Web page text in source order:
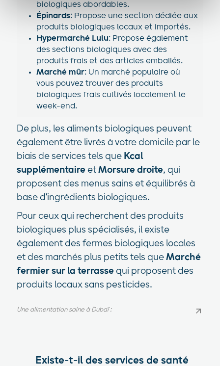
biologiques abordables.
Épinards: Propose une section dédiée aux
produits biologiques locaux et importés.
Hypermarché Lulu: Propose également
des sections biologiques avec des
produits frais et des articles emballés.
Marché mûr: Un marché populaire où
vous pouvez trouver des produits
biologiques frais cultivés localement le
week-end.
De plus, les aliments biologiques peuvent
également être livrés à votre domicile par le
biais de services tels que Kcal
supplémentaire etMorsure droite, qui
proposent des menus sains et équilibrés à
base d'ingrédients biologiques.
Pour ceux qui recherchent des produits
biologiques plus spécialisés, il existe
également des fermes biologiques locales
et des marchés plus petits tels queMarché
fermier sur la terrasse qui proposent des
produits locaux sans pesticides.
Une alimentation saine à Dubaï :
Existe-t-il des services de santé